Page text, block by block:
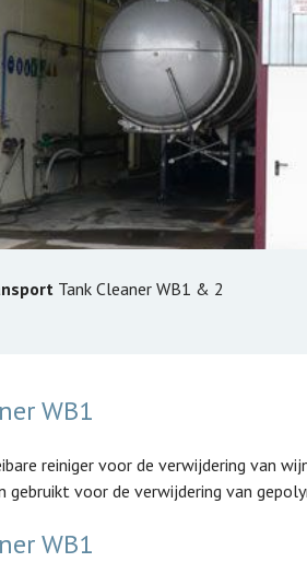
Tank Cleaner WB1 & 2
WB1
reiniger voor de verwijdering van
gebruikt voor de verwijdering van
WB1